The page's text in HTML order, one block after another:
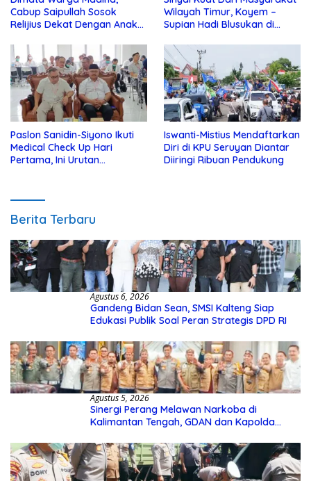
Cabup Saipullah Sosok
Relijius Dekat Dengan Anak
Wilayah Timur, Koyem –
Supian Hadi Blusukan di
Paslon Sanidin-Siyono Ikuti
Medical Check Up Hari
Pertama, Ini Urutan
Iswanti-Mistius Mendaftarkan
Diri di KPU Seruyan Diantar
Diiringi Ribuan Pendukung
Berita Terbaru
Agustus 6, 2026
Gandeng Bidan Sean, SMSI Kalteng Siap
Edukasi Publik Soal Peran Strategis DPD RI
Agustus 5, 2026
Sinergi Perang Melawan Narkoba di
Kalimantan Tengah, GDAN dan Kapolda